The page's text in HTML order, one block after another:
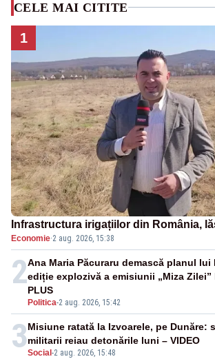
CELE MAI CITITE
1
Infrastructura irigațiilor din România,
Economie·2 aug. 2026, 15:38
2
Politica-2 aug. 2026, 15:42
Ana Maria Păcuraru demască planul
ediție explozivă a emisiunii „Miza Zilei”
PLUS
3Social -2 aug. 2026, 15:48
Misiune ratată la Izvoarele, pe Dunăre:
militarii reiau detonările luni – VIDEO